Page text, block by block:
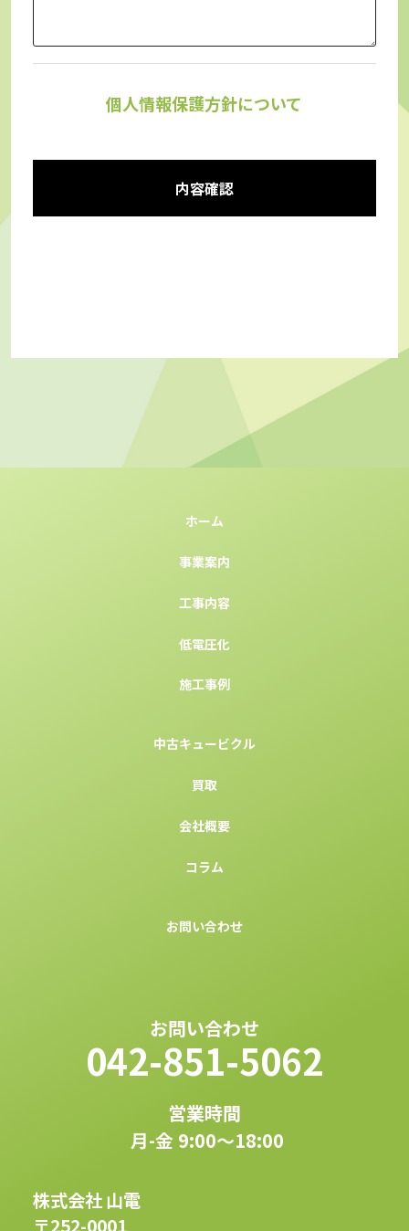
個人情報保護方針について
お問い合わせ
042-851-5062
営業時間
月-金 9:00〜18:00
株式会社 山電
〒252-0001
ホーム
事業案内
工事内容
低電圧化
施工事例
中古キュービクル
買取
会社概要
コラム
お問い合わせ